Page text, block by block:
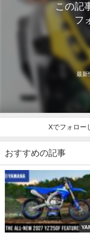
この記
フ
最新
Xでフォロー
おすすめの記事